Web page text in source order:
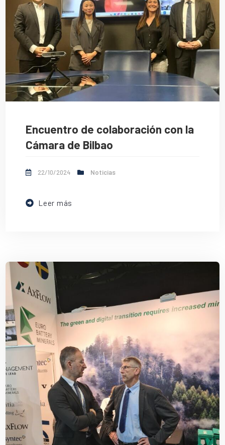
Encuentro de colaboración con la
Cámara de Bilbao
22/10/2024 Noticias
Leer más